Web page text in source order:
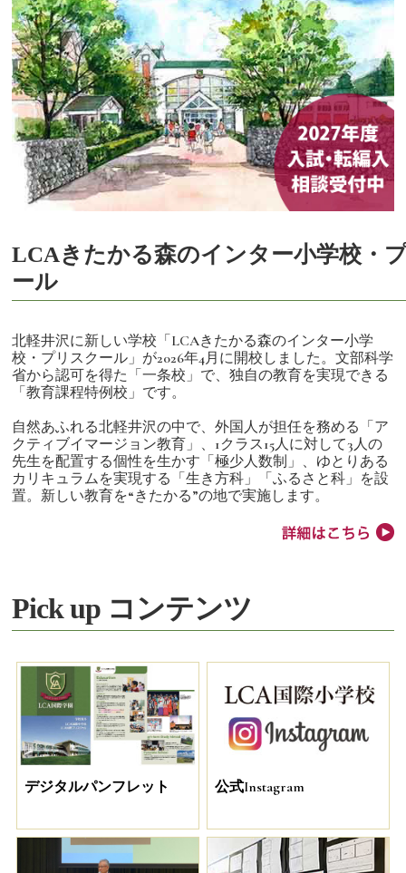
LCAきたかる森のインター小学校・
ール
北軽井沢に新しい学校「LCAきたかる森のインター小学
校・プリスクール」が2026年4月に開校しました。文部科学
省から認可を得た「一条校」で、独自の教育を実現できる
「教育課程特例校」です。
自然あふれる北軽井沢の中で、外国人が担任を務める「ア
クティブイマージョン教育」、1クラス15人に対して3人の
先生を配置する個性を生かす「極少人数制」、ゆとりある
カリキュラムを実現する「生き方科」「ふるさと科」を設
置。新しい教育を“きたかる”の地で実施します。
Pick up コンテンツ
デジタルパンフレット 公式Instagram